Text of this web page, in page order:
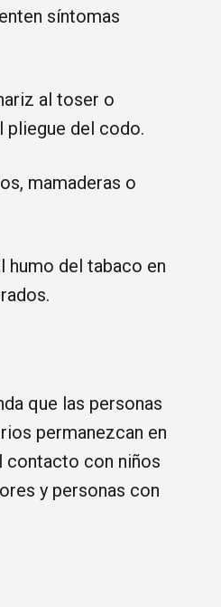
síntomas
al toser o
pliegue del codo.
mamaderas o
humo del tabaco en
que las personas
permanezcan en
contacto con niños
y personas con